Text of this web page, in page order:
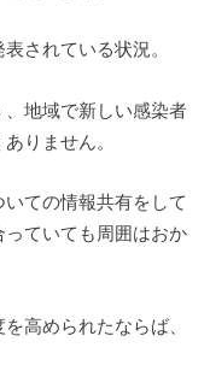
されている状況。
地域で新しい感染者
りません。
ての情報共有をして
ていても周囲はおか
高められたならば、